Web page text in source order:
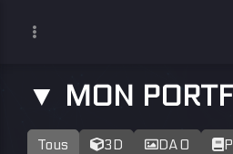
▼ MON
Tous 3D DAO